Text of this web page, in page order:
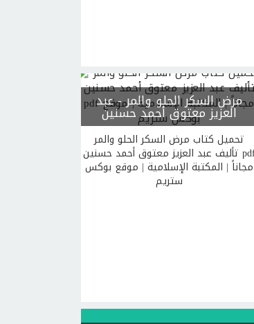
مرض السكر الحلو والمر- عبد
العزيز معتوق أحمد حسنين
تحميل كتاب مرض السكر الحلو والمر
تأليف عبد العزيز معتوق أحمد حسنين pdf
مجاناً | المكتبة الإسلامية | موقع بوكس
ستريم